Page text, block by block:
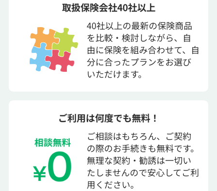
40社以上の最新の保険商品
を比較・検討しながら、自
由に保険を組み合わせて、自
分に合ったプランをお選び
いただけます。
取扱保険会社40社以上
ご相談はもちろん、ご契約
の際のお手続きも無料です。
無理な契約・勧誘は一切い
たしませんので安心してご利
用ください。
ご利用は何度でも無料！